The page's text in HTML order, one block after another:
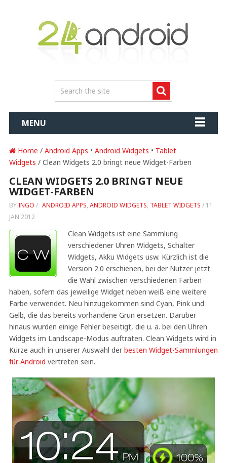
MENU
Home / Android Apps • Android Widgets • Tablet
Widgets / Clean Widgets 2.0 bringt neue Widget-Farben
CLEAN WIDGETS 2.0 BRINGT NEUE
WIDGET-FARBEN
BY INGO / ANDROID APPS, ANDROID WIDGETS, TABLET WIDGETS / 11
JAN 2012
Clean Widgets ist eine Sammlung
verschiedener Uhren Widgets, Schalter
Widgets, Akku Widgets usw. Kürzlich ist die
Version 2.0 erschienen, bei der Nutzer jetzt
die Wahl zwischen verschiedenen Farben
haben, sofern das jeweilige Widget neben weiß eine weitere
Farbe verwendet. Neu hinzugekommen sind Cyan, Pink und
Gelb, die das bereits vorhandene Grün ersetzen. Darüber
hinaus wurden einige Fehler beseitigt, die u. a. bei den Uhren
Widgets im Landscape-Modus auftraten. Clean Widgets wird in
Kürze auch in unserer Auswahl der besten Widget-Sammlungen
für Android vertreten sein.